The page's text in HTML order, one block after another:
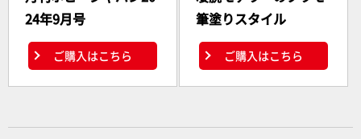
24年9月号
ご購入はこちら
筆塗りスタイル
ご購入はこちら